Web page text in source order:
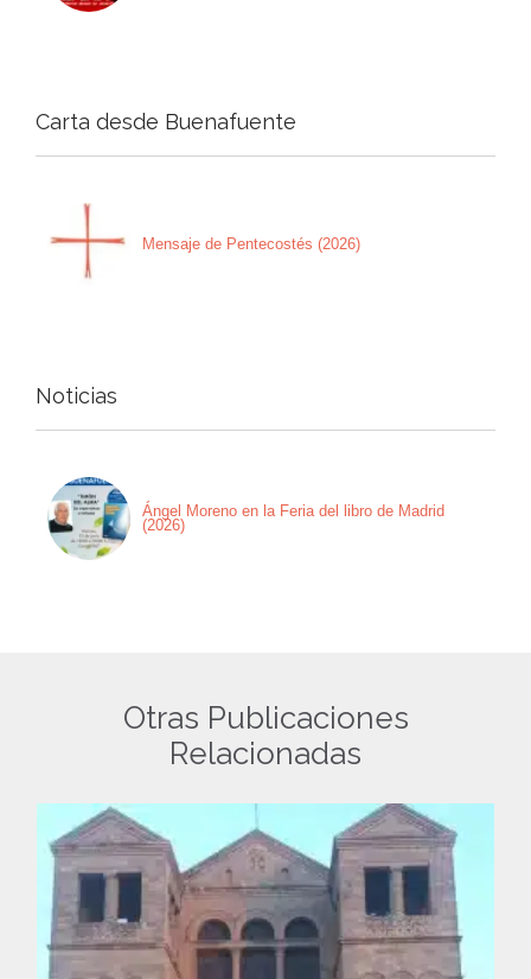
Carta desde Buenafuente
Mensaje de Pentecostés (2026)
Noticias
Ángel Moreno en la Feria del libro de Madrid
(2026)
Otras Publicaciones
Relacionadas